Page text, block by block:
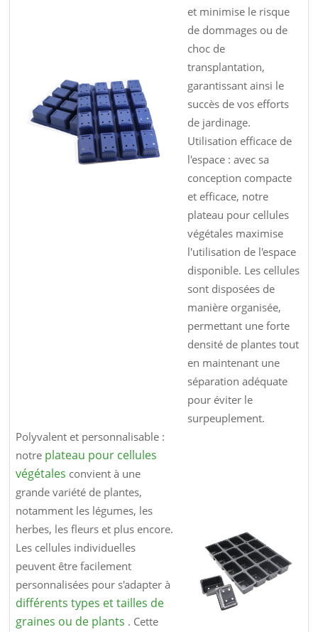
et minimise le risque
de dommages ou de
choc de
transplantation,
garantissant ainsi le
succès de vos efforts
de jardinage.
Utilisation efficace de
l'espace : avec sa
conception compacte
et efficace, notre
plateau pour cellules
végétales maximise
l'utilisation de l'espace
disponible. Les cellules
sont disposées de
manière organisée,
permettant une forte
densité de plantes tout
en maintenant une
séparation adéquate
pour éviter le
surpeuplement.
Polyvalent et personnalisable :
notre plateau pour cellules
végétales convient à une
grande variété de plantes,
notamment les légumes, les
herbes, les fleurs et plus encore.
Les cellules individuelles
peuvent être facilement
personnalisées pour s'adapter à
différents types et tailles de
graines ou de plants . Cette